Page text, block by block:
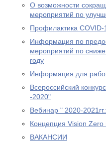
О возможности
мероприятий по
Профилактика COVID-
Информация по
мероприятий по
году
Информация для
Всероссийский
-2020"
Вебинар " 2020-
Концепция Vision
ВАКАНСИИ